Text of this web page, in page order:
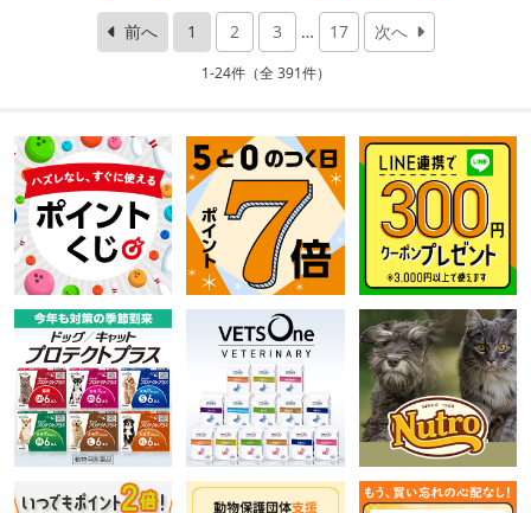
前へ 1 2 3 … 17 次へ
1-24件（全 391件）